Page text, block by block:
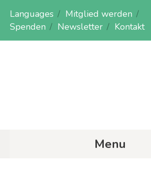
Languages
Mitglied werden
Spenden
Newsletter Kontakt
Menu